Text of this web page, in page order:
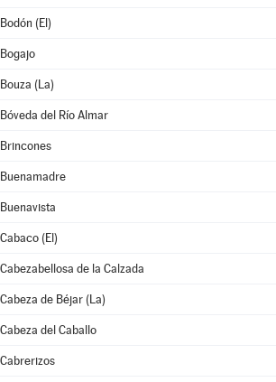
Bodón (El)
Bogajo
Bouza (La)
Bóveda del Río Almar
Brincones
Buenamadre
Buenavista
Cabaco (El)
Cabezabellosa de la Calzada
Cabeza de Béjar (La)
Cabeza del Caballo
Cabrerizos